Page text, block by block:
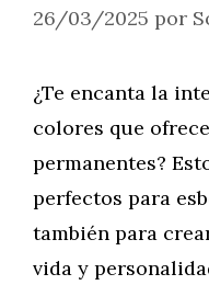
26/03/2025 por
¿Te encanta la
colores que
permanentes?
perfectos para
también para
vida y